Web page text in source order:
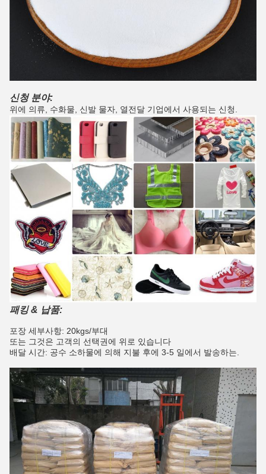
신청 분야:
위에 의류, 수화물, 신발 물자, 열전달 기업에서 사용되는 신청.
패킹 & 납품:
포장 세부사항: 20kgs/부대
또는 그것은 고객의 선택권에 위로 있습니다
배달 시간: 공수 소하물에 의해 지불 후에 3-5 일에서 발송하는.